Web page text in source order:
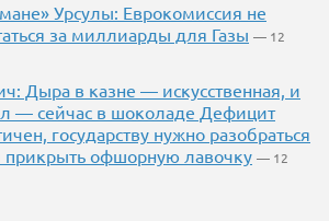
Урсулы: Еврокомиссия не
за миллиарды для Газы — 12
Дыра в казне — искусственная, и
— сейчас в шоколаде Дефицит
государству нужно разобраться
прикрыть офшорную лавочку — 12